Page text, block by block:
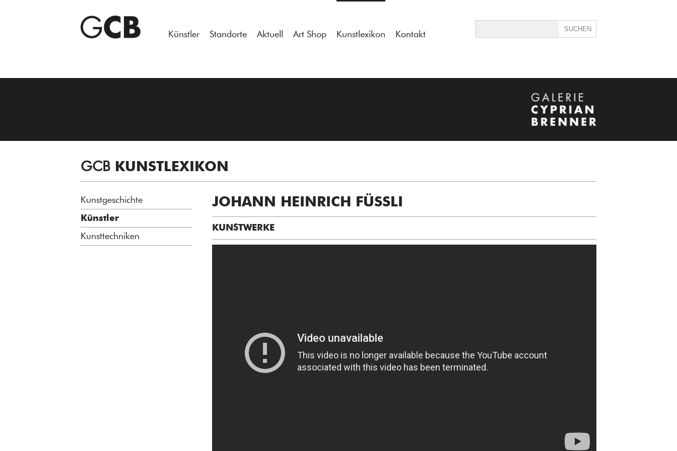
: Undefined variable: atts in /homepages/21/d13550920/htdocs/gcb/gcb_v2/wp-content/themes/gcb_v2/index.php
Künstler Standorte Aktuell Art Shop Kunstlexikon Kontakt
GCB KUNSTLEXIKON
Kunstgeschichte
Künstler
Kunsttechniken
JOHANN HEINRICH FÜSSLI
KUNSTWERKE